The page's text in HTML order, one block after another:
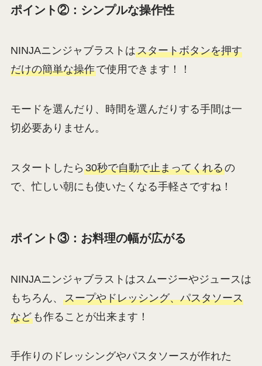
ポイント②：シンプルな操作性
NINJAニンジャブラストはスタートボタンを押す
だけの簡単な操作で使用できます！！
モードを選んだり、時間を選んだりする手間は一
切必要ありません。
スタートしたら 30秒で自動で止まってくれるの
で、忙しい朝にも使いたくなる手軽さですね！
ポイント③：お料理の幅が広がる
NINJAニンジャブラストはスムージーやジュースは
もちろん、 スープやドレッシング、パスタソース
なども作ることが出来ます！
手作りのドレッシングやパスタソースが作れた